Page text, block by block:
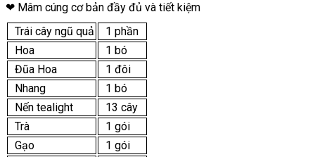
❤ Mâm cúng cơ bản đầy đủ và tiết kiệm
Trái cây ngũ quả
1 phần
Hoa
1 bó
Đũa Hoa
1 đôi
Nhang
1 bó
Nến tealight
13 cây
Trà
1 gói
Gạo
1 gói